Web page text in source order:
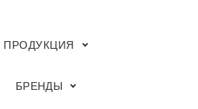
ПРОДУКЦИЯ
БРЕНДЫ